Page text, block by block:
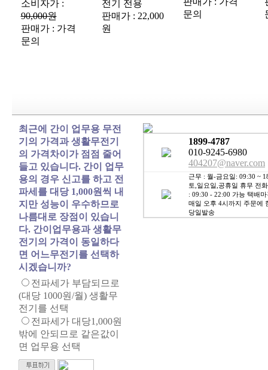
소비자가 :
90,000원
판매가 : 가격
문의
전기 전용
판매가 : 22,000
원
문의
최근에 간이 업무용 무전
기의 가격과 생활무전기
의 가격차이가 점점 줄어
들고 있습니다. 간이 업무
용의 경우 신고를 하고 전
파세를 대당 1,000원씩 내
지만 성능이 우수하므로
나름대로 장점이 있습니
다. 간이업무용과 생활무
전기의 가격이 동일하다
면 어느무전기를 선택하
시겠습니까?
전파세가 부담되므로
(대당 1000원/월) 생활무
전기를 선택
전파세가 대당1,000원
밖에 안되므로 같은값이
면 업무용 선택
1899-4787
010-9245-6980
404207@naver.com
근무 : 월-금요일: 09:30 ~
토,일요일,공휴일 휴무 전
: 09:30 - 22:00 가능 택배마
매일 오후 4시까지 주문에
당일발송